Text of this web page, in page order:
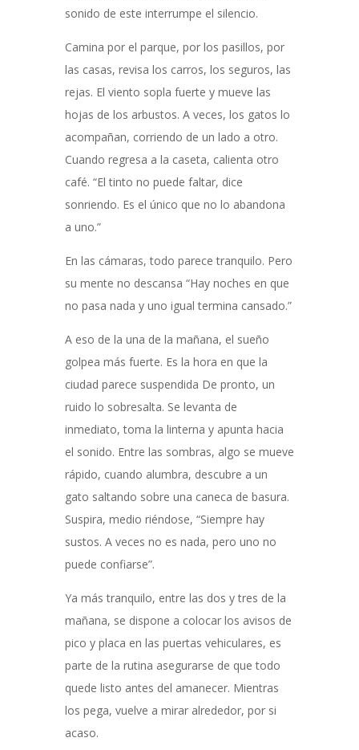
sonido de este interrumpe el silencio.
Camina por el parque, por los pasillos, por
las casas, revisa los carros, los seguros, las
rejas. El viento sopla fuerte y mueve las
hojas de los arbustos. A veces, los gatos lo
acompañan, corriendo de un lado a otro.
Cuando regresa a la caseta, calienta otro
café. “El tinto no puede faltar, dice
sonriendo. Es el único que no lo abandona
a uno.”
En las cámaras, todo parece tranquilo. Pero
su mente no descansa “Hay noches en que
no pasa nada y uno igual termina cansado.”
A eso de la una de la mañana, el sueño
golpea más fuerte. Es la hora en que la
ciudad parece suspendida De pronto, un
ruido lo sobresalta. Se levanta de
inmediato, toma la linterna y apunta hacia
el sonido. Entre las sombras, algo se mueve
rápido, cuando alumbra, descubre a un
gato saltando sobre una caneca de basura.
Suspira, medio riéndose, “Siempre hay
sustos. A veces no es nada, pero uno no
puede confiarse”.
Ya más tranquilo, entre las dos y tres de la
mañana, se dispone a colocar los avisos de
pico y placa en las puertas vehiculares, es
parte de la rutina asegurarse de que todo
quede listo antes del amanecer. Mientras
los pega, vuelve a mirar alrededor, por si
acaso.